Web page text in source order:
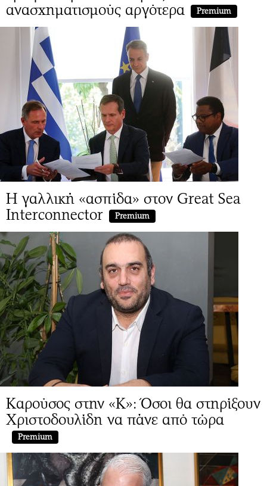
ανασχηματισμούς αργότερα
Premium
Η γαλλική «ασπίδα» στον Great Sea
Interconnector
Premium
Καρούσος στην «Κ»: Όσοι θα στηρίξουν
Χριστοδουλίδη να πάνε από τώρα
Premium